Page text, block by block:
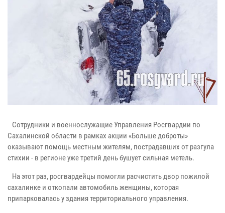
Сотрудники и военнослужащие Управления Росгвардии по
Сахалинской области в рамках акции «Больше доброты»
оказывают помощь местным жителям, пострадавших от разгула
стихии - в регионе уже третий день бушует сильная метель.
На этот раз, росгвардейцы помогли расчистить двор пожилой
сахалинке и откопали автомобиль женщины, которая
припарковалась у здания территориального управления.